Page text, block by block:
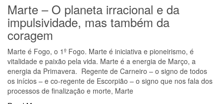
Marte – O planeta irracional e da
impulsividade, mas também da
coragem
Marte é Fogo, o 1º Fogo. Marte é iniciativa e pioneirismo, é
vitalidade e paixão pela vida. Marte é a energia de Março, a
energia da Primavera. Regente de Carneiro – o signo de todos
os inícios – e co-regente de Escorpião – o signo que nos fala dos
processos de finalização e morte, Marte